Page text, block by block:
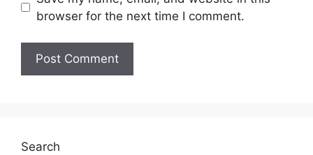
browser for the next time I comment.
Search